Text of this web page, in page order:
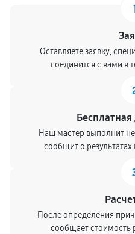
Оставляете заявку,
соединится с вами в
Бесплатная
Наш мастер выполнит
сообщит о
После определения
сообщает стоимость